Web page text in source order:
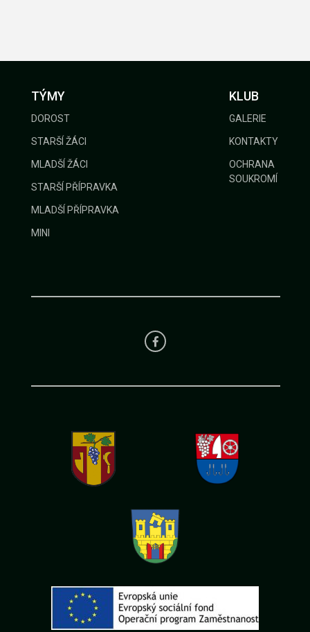
TÝMY
DOROST
STARŠÍ ŽÁCI
MLADŠÍ ŽÁCI
STARŠÍ PŘÍPRAVKA
MLADŠÍ PŘÍPRAVKA
MINI
KLUB
GALERIE
KONTAKTY
OCHRANA
SOUKROMÍ